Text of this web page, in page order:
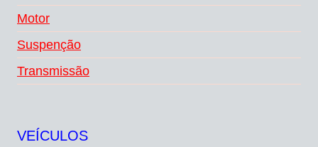
Motor
Suspenção
Transmissão
VEÍCULOS